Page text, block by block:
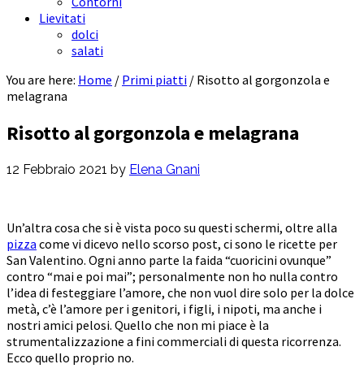
Lievitati
dolci
salati
You are here: Home / Primi piatti / Risotto al gorgonzola e
melagrana
Risotto al gorgonzola e melagrana
12 Febbraio 2021 by Elena Gnani
Un’altra cosa che si è vista poco su questi schermi, oltre alla
pizza come vi dicevo nello scorso post, ci sono le ricette per
San Valentino. Ogni anno parte la faida “cuoricini ovunque”
contro “mai e poi mai”; personalmente non ho nulla contro
l’idea di festeggiare l’amore, che non vuol dire solo per la dolce
metà, c’è l’amore per i genitori, i figli, i nipoti, ma anche i
nostri amici pelosi. Quello che non mi piace è la
strumentalizzazione a fini commerciali di questa ricorrenza.
Ecco quello proprio no.